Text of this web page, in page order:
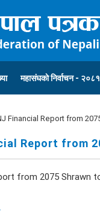
महासंघकाे निर्वाचन - २०८१
Financial Report from
Report from
from 2075 Shrawn